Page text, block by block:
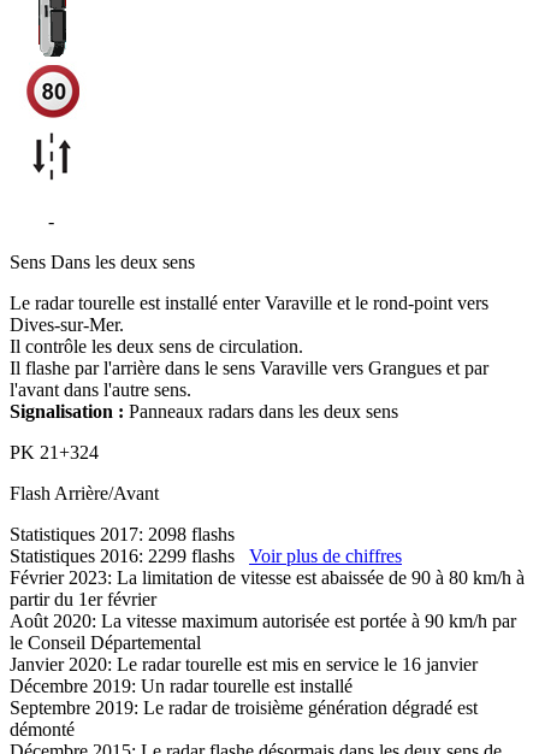
-
Sens Dans les deux sens
Le radar tourelle est installé enter Varaville et le rond-point vers
Dives-sur-Mer.
Il contrôle les deux sens de circulation.
Il flashe par l'arrière dans le sens Varaville vers Grangues et par
l'avant dans l'autre sens.
Signalisation : Panneaux radars dans les deux sens
PK 21+324
Flash Arrière/Avant
Statistiques 2017: 2098 flashs
Statistiques 2016: 2299 flashs Voir plus de chiffres
Février 2023: La limitation de vitesse est abaissée de 90 à 80 km/h à
partir du 1er février
Août 2020: La vitesse maximum autorisée est portée à 90 km/h par
le Conseil Départemental
Janvier 2020: Le radar tourelle est mis en service le 16 janvier
Décembre 2019: Un radar tourelle est installé
Septembre 2019: Le radar de troisième génération dégradé est
démonté